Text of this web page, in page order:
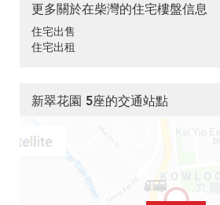
更多關於在柴灣的住宅樓盤信息
住宅出售
住宅出租
新翠花園 5座的交通站點